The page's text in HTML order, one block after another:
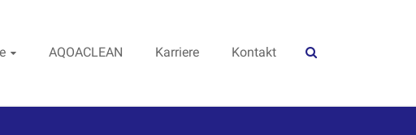
AQOACLEAN Karriere Kontakt